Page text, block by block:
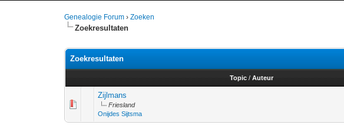
Genealogie Forum ›Zoeken
Zoekresultaten
Zoekresultaten
Topic / Auteur
Zijlmans
Friesland
Onijdes Sijtsma